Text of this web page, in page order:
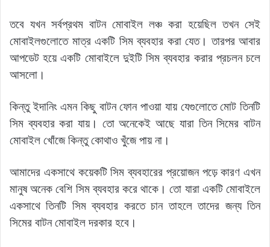
তবে যখন সর্বপ্রথম বাটন মোবাইল লঞ্চ করা হয়েছিল তখন সেই
মোবাইলগুলোতে মাত্র একটি সিম ব্যবহার করা যেত। তারপর আবার
আপডেট হয়ে একটি মোবাইলে দুইটি সিম ব্যবহার করার প্রচলন চলে
আসলো।
কিন্তু ইদানিং এমন কিছু বাটন ফোন পাওয়া যায় যেগুলোতে মোট তিনটি
সিম ব্যবহার করা যায়। তো অনেকেই আছে যারা তিন সিমের বাটন
মোবাইল খোঁজে কিন্তু কোথাও খুঁজে পায় না।
আমাদের একসাথে কয়েকটি সিম ব্যবহারের প্রয়োজন পড়ে কারণ এখন
মানুষ অনেক বেশি সিম ব্যবহার করে থাকে। তো যারা একটি মোবাইলে
একসাথে তিনটি সিম ব্যবহার করতে চান তাহলে তাদের জন্য তিন
সিমের বাটন মোবাইল দরকার হবে।